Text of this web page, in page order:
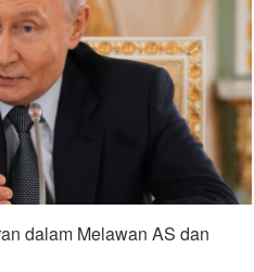
dalam Melawan AS dan